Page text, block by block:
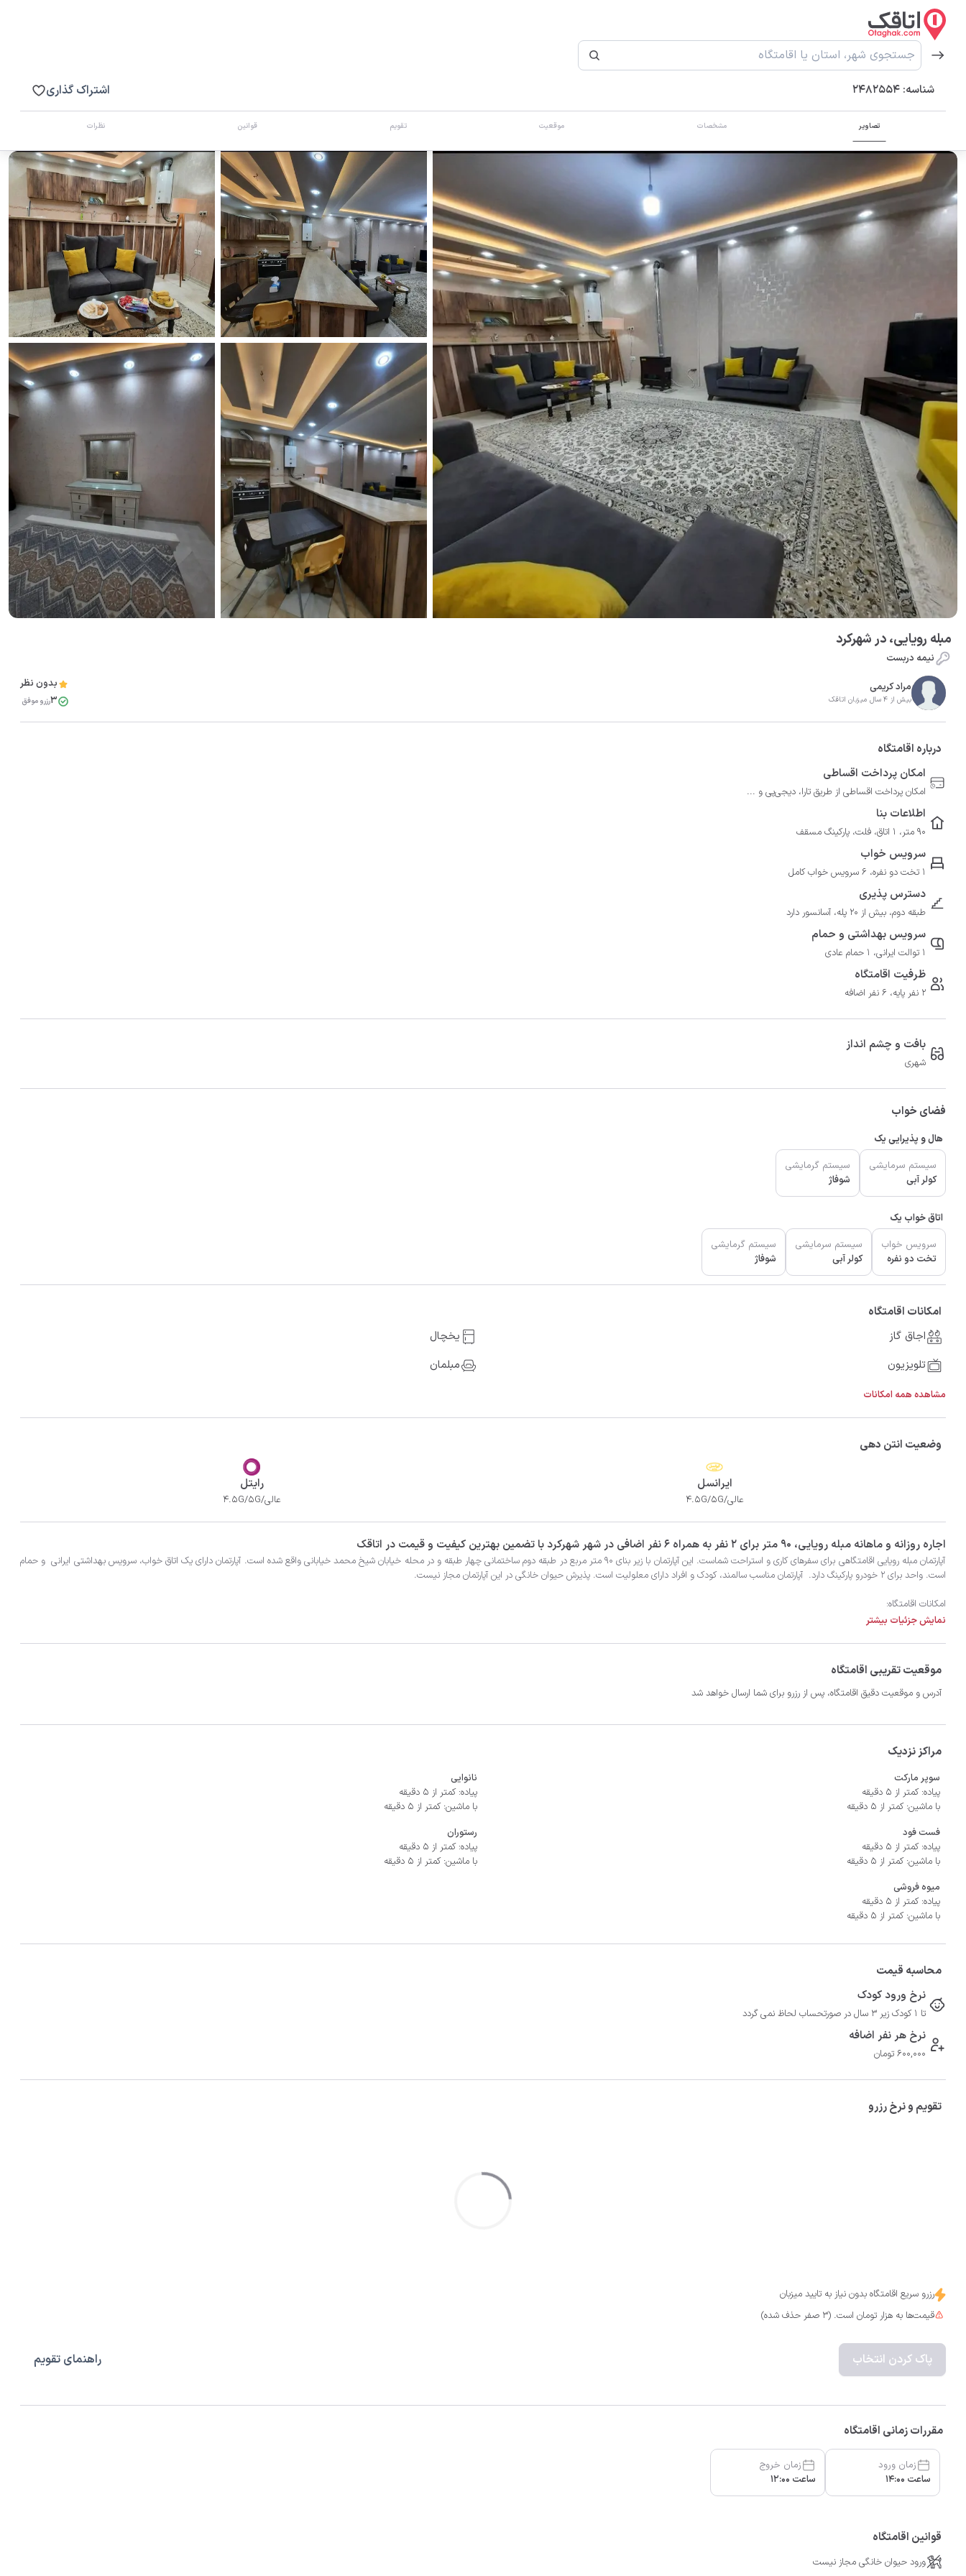
شناسه: 2482554
تصاویر مشخصات موقعیت تقویم قوانین نظرات
اشتراک گذاری
مبله رویایی، در شهرکرد
نیمه دربست
مراد کریمی
بیش از 4 سال میزبان اتاقک
بدون نظر
3رزرو موفق
درباره اقامتگاه
امکان پرداخت اقساطی
امکان پرداخت اقساطی از طریق تارا، دیجی‌پی و ...
اطلاعات بنا
90 متر، 1 اتاق، فلت، پارکینگ مسقف
سرویس خواب
1 تخت دو نفره، 6 سرویس خواب کامل
دسترس پذیری
طبقه دوم، بیش از 20 پله، آسانسور دارد
سرویس بهداشتی و حمام
1 توالت ایرانی، 1 حمام عادی
ظرفیت اقامتگاه
2 نفر پایه، 6 نفر اضافه
بافت و چشم انداز
شهری
فضای خواب
هال و پذیرایی یک
سیستم سرمایشی
کولر آبی
سیستم گرمایشی
شوفاژ
اتاق خواب یک
سرویس خواب
تخت دو نفره
سیستم سرمایشی
کولر آبی
سیستم گرمایشی
شوفاژ
امکانات اقامتگاه
اجاق گاز
یخچال
تلویزیون
مبلمان
مشاهده همه امکانات
وضعیت انتن دهی
ایرانسل
عالی/4.5G/5G
رایتل
عالی/4.5G/5G
‫‫اجاره روزانه و ماهانه مبله رویایی، 90 متر برای 2 نفر به همراه 6 نفر اضافی در شهر شهرکرد با تضمین بهترین کیفیت و قیمت در اتاقک
آپارتمان مبله رویایی اقامتگاهی برای سفرهای کاری و استراحت شماست. این آپارتمان با زیر بنای 90 متر مربع در طبقه دوم ساختمانی چهار طبقه و در محله خیابان شیخ محمد خیابانی واقع شده است. آپارتمان دارای یک اتاق خواب، سرویس بهداشتی ایرانی  و حمام
- سیستم سرمایشی کولر آبی و گرمایشی شوفاژ
نمایش جزئیات بیشتر
موقعیت تقریبی اقامتگاه
آدرس و موقعیت دقیق اقامتگاه، پس از رزرو برای شما ارسال خواهد شد
مراکز نزدیک
سوپر مارکت
پیاده: کمتر از 5 دقیقه
با ماشین: کمتر از 5 دقیقه
نانوایی
پیاده: کمتر از 5 دقیقه
با ماشین: کمتر از 5 دقیقه
فست فود
پیاده: کمتر از 5 دقیقه
با ماشین: کمتر از 5 دقیقه
رستوران
پیاده: کمتر از 5 دقیقه
با ماشین: کمتر از 5 دقیقه
میوه فروشی
پیاده: کمتر از 5 دقیقه
با ماشین: کمتر از 5 دقیقه
محاسبه قیمت
نرخ ورود کودک
تا 1 کودک زیر 3 سال در صورتحساب لحاظ نمی گردد
نرخ هر نفر اضافه
600,000 تومان
تقویم و نرخ رزرو
رزرو سریع اقامتگاه بدون نیاز به تایید میزبان
قیمت‌ها به هزار تومان است. (3 صفر حذف شده)
پاک کردن انتخاب راهنمای تقویم
مقررات زمانی اقامتگاه
زمان ورود
ساعت 14:00
زمان خروج
ساعت 12:00
قوانین اقامتگاه
ورود حیوان خانگی مجاز نیست